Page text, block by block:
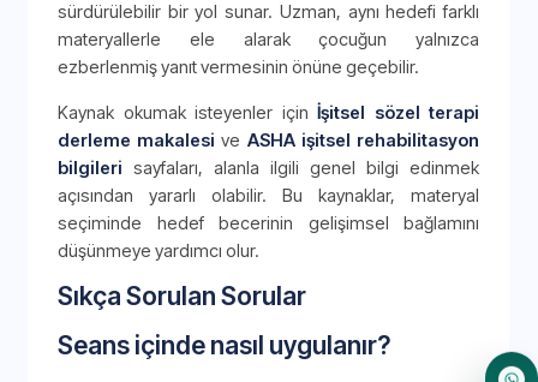
sürdürülebilir bir yol sunar. Uzman, aynı hedefi farklı
materyallerle ele alarak çocuğun yalnızca
ezberlenmiş yanıt vermesinin önüne geçebilir.
Kaynak okumak isteyenler için İşitsel sözel terapi
derleme makalesi ve ASHA işitsel rehabilitasyon
bilgileri sayfaları, alanla ilgili genel bilgi edinmek
açısından yararlı olabilir. Bu kaynaklar, materyal
seçiminde hedef becerinin gelişimsel bağlamını
düşünmeye yardımcı olur.
Sıkça Sorulan Sorular
Seans içinde nasıl uygulanır?